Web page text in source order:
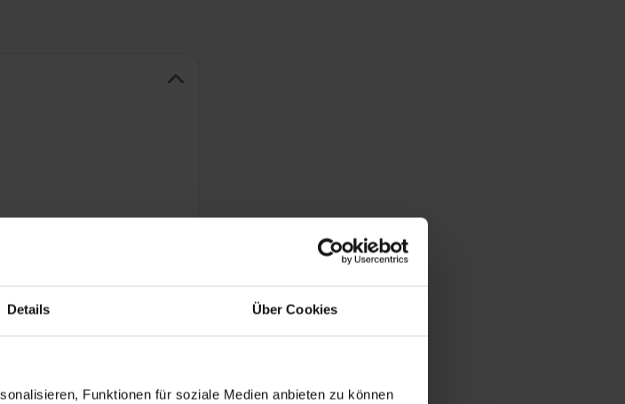
Details Über Cookies
Funktionen für soziale Medien anbieten zu können